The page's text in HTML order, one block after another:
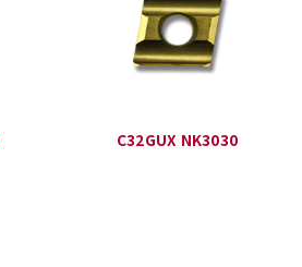
C32GUX NK3030